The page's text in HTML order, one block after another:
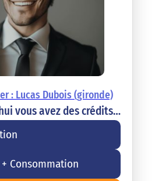
: Lucas Dubois (gironde)
vous avez des crédits…
Consommation